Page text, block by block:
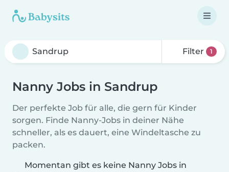
Filter 1
Nanny Jobs in Sandrup
Der perfekte Job für alle, die gern für Kinder
sorgen. Finde Nanny-Jobs in deiner Nähe
schneller, als es dauert, eine Windeltasche zu
packen.
Momentan gibt es keine Nanny Jobs in